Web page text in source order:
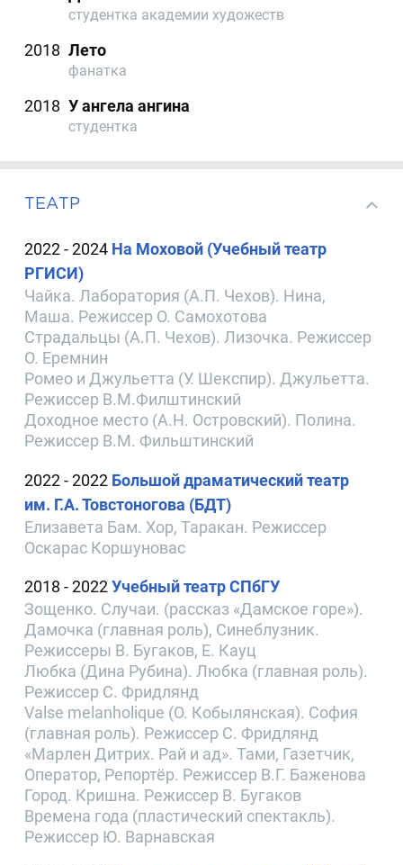
студентка академии художеств
2018 Лето
фанатка
2018 У ангела ангина
студентка
ТЕАТР
2022 - 2024 На Моховой (Учебный театр
РГИСИ)
Чайка. Лаборатория (А.П. Чехов). Нина,
Маша. Режиссер О. Самохотова
Страдальцы (А.П. Чехов). Лизочка. Режиссер
О. Еремнин
Ромео и Джульетта (У. Шекспир). Джульетта.
Режиссер В.М.Филштинский
Доходное место (А.Н. Островский). Полина.
Режиссер В.М. Фильштинский
2022 - 2022 Большой драматический театр
им. Г.А. Товстоногова (БДТ)
Елизавета Бам. Хор, Таракан. Режиссер
Оскарас Коршуновас
2018 - 2022Учебный театр СПбГУ
Зощенко. Случаи. (рассказ «Дамское горе»).
Дамочка (главная роль), Синеблузник.
Режиссеры В. Бугаков, Е. Кауц
Любка (Дина Рубина). Любка (главная роль).
Режиссер С. Фридлянд
Valse melanholique (О. Кобылянская). София
(главная роль). Режиссер С. Фридлянд
«Марлен Дитрих. Рай и ад». Тами, Газетчик,
Оператор, Репортёр. Режиссер В.Г. Баженова
Город. Кришна. Режиссер В. Бугаков
Времена года (пластический спектакль).
Режиссер Ю. Варнавская